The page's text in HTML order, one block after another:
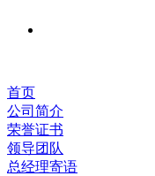
首页
公司简介
荣誉证书
领导团队
总经理寄语